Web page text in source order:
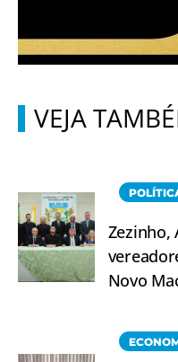
VEJA
Zezinho,
Novo